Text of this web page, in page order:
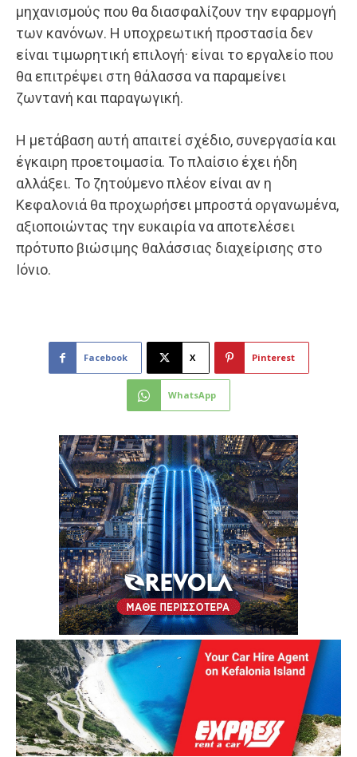
μηχανισμούς που θα διασφαλίζουν την εφαρμογή
των κανόνων. Η υποχρεωτική προστασία δεν
είναι τιμωρητική επιλογή· είναι το εργαλείο που
θα επιτρέψει στη θάλασσα να παραμείνει
ζωντανή και παραγωγική.
Η μετάβαση αυτή απαιτεί σχέδιο, συνεργασία και
έγκαιρη προετοιμασία. Το πλαίσιο έχει ήδη
αλλάξει. Το ζητούμενο πλέον είναι αν η
Κεφαλονιά θα προχωρήσει μπροστά οργανωμένα,
αξιοποιώντας την ευκαιρία να αποτελέσει
πρότυπο βιώσιμης θαλάσσιας διαχείρισης στο
Ιόνιο.
Facebook X Pinterest
WhatsApp